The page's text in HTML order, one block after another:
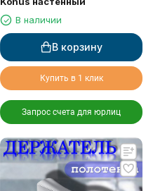
В наличии
В корзину
Купить в 1 клик
Запрос счета для юрлиц